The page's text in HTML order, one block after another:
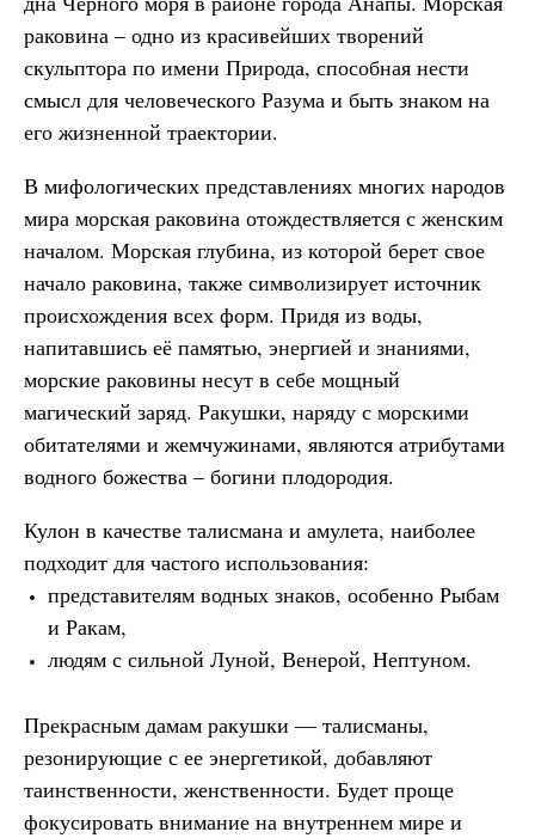
раковина – одно из красивейших творений
скульптора по имени Природа, способная нести
смысл для человеческого Разума и быть знаком на
его жизненной траектории.
В мифологических представлениях многих народов
мира морская раковина отождествляется с женским
началом. Морская глубина, из которой берет свое
начало раковина, также символизирует источник
происхождения всех форм. Придя из воды,
напитавшись её памятью, энергией и знаниями,
морские раковины несут в себе мощный
магический заряд. Ракушки, наряду с морскими
обитателями и жемчужинами, являются атрибутами
водного божества – богини плодородия.
Кулон в качестве талисмана и амулета, наиболее
подходит для частого использования:
представителям водных знаков, особенно Рыбам
и Ракам,
людям с сильной Луной, Венерой, Нептуном.
Прекрасным дамам ракушки — талисманы,
резонирующие с ее энергетикой, добавляют
таинственности, женственности. Будет проще
фокусировать внимание на внутреннем мире и